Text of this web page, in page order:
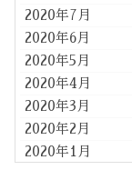
2020年7月
2020年6月
2020年5月
2020年4月
2020年3月
2020年2月
2020年1月